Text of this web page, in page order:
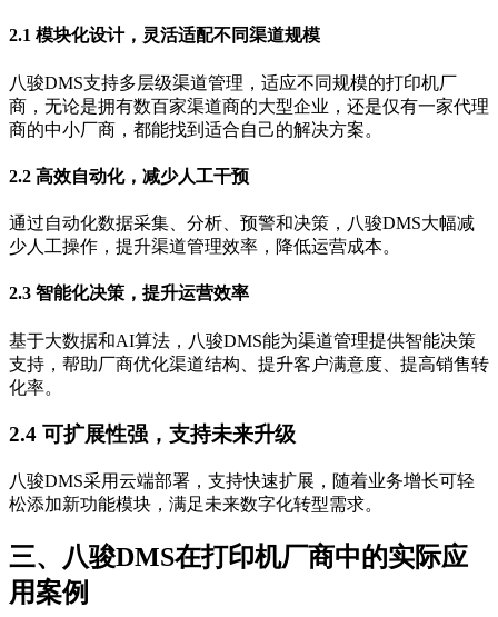
2.1 模块化设计，灵活适配不同渠道规模
八骏DMS支持多层级渠道管理，适应不同规模的打印机厂
商，无论是拥有数百家渠道商的大型企业，还是仅有一家代理
商的中小厂商，都能找到适合自己的解决方案。
2.2 高效自动化，减少人工干预
通过自动化数据采集、分析、预警和决策，八骏DMS大幅减
少人工操作，提升渠道管理效率，降低运营成本。
2.3 智能化决策，提升运营效率
基于大数据和AI算法，八骏DMS能为渠道管理提供智能决策
支持，帮助厂商优化渠道结构、提升客户满意度、提高销售转
化率。
2.4 可扩展性强，支持未来升级
八骏DMS采用云端部署，支持快速扩展，随着业务增长可轻
松添加新功能模块，满足未来数字化转型需求。
三、八骏DMS在打印机厂商中的实际应
用案例